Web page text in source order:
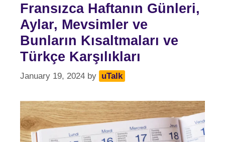
Fransızca Haftanın Günleri,
Aylar, Mevsimler ve
Bunların Kısaltmaları ve
Türkçe Karşılıkları
January 19, 2024 by uTalk